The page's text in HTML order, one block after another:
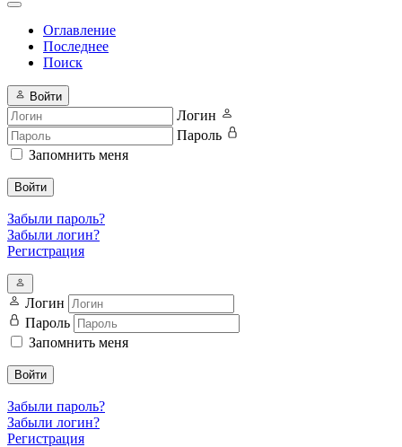
Оглавление
Последнее
Поиск
Войти
Логин
Пароль
Запомнить меня
Войти
Забыли пароль?
Забыли логин?
Регистрация
Логин
Пароль
Запомнить меня
Войти
Забыли пароль?
Забыли логин?
Регистрация